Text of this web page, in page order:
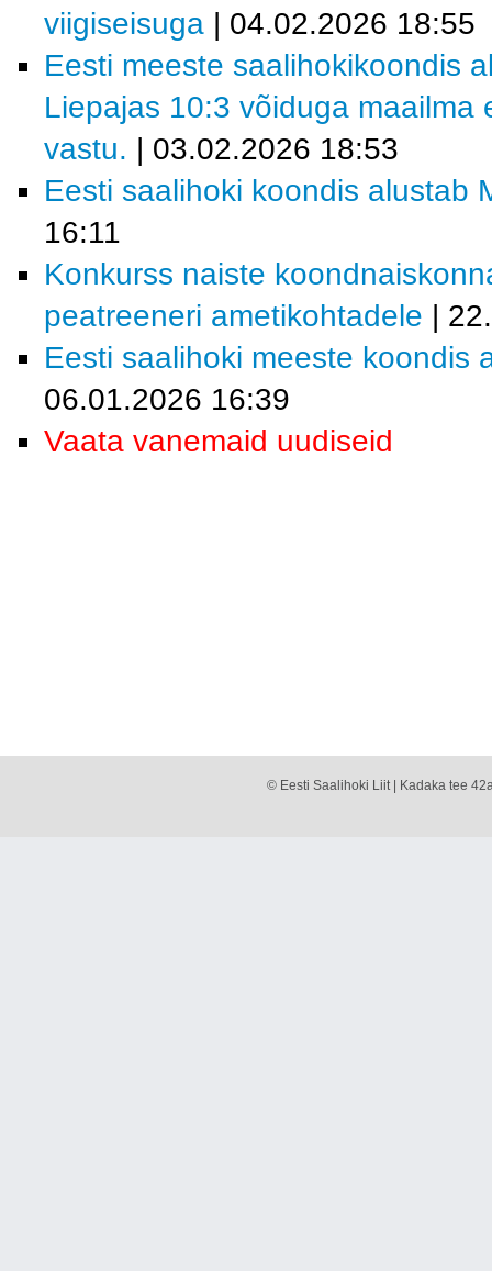
viigiseisuga | 04.02.2026 18:55
Eesti meeste saalihokikoondis
Liepajas 10:3 võiduga
vastu. | 03.02.2026 18:53
Eesti saalihoki koondis alustab
16:11
Konkurss naiste
peatreeneri ametikohtadele |
Eesti saalihoki meeste koondis
06.01.2026 16:39
Vaata vanemaid uudiseid
© Eesti Saalihoki Liit | Kadaka tee